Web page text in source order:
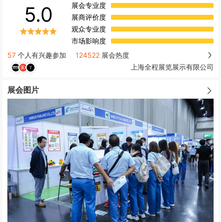
5.0
展会专业度
展商评价度
观众专业度
市场影响度
57 个人有兴趣参加 124522 展会热度
上海全程展览展示有限公司
展会图片